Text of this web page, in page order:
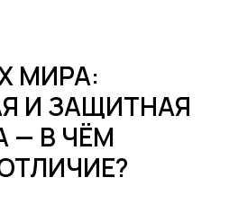
МИРА:
И ЗАЩИТНАЯ
— В ЧЁМ